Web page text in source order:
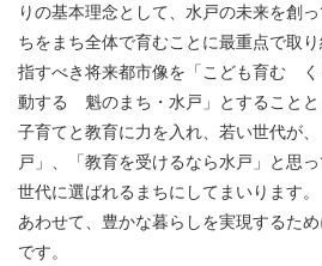
りの基本理念として、水戸の未来を創
ちをまち全体で育むことに最重点で取
指すべき将来都市像を「こども育む
動する 魁のまち・水戸」とすることと
子育てと教育に力を入れ、若い世代が
戸」、「教育を受けるなら水戸」と思
世代に選ばれるまちにしてまいります。
あわせて、豊かな暮らしを実現するた
です。